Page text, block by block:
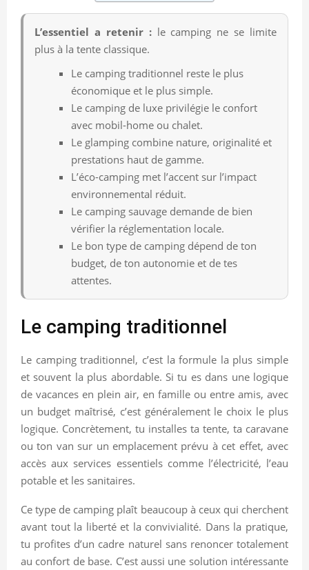
L’essentiel a retenir :le camping ne se limite
plus à la tente classique.
Le camping traditionnel reste le plus
économique et le plus simple.
Le camping de luxe privilégie le confort
avec mobil-home ou chalet.
Le glamping combine nature, originalité et
prestations haut de gamme.
L’éco-camping met l’accent sur l’impact
environnemental réduit.
Le camping sauvage demande de bien
vérifier la réglementation locale.
Le bon type de camping dépend de ton
budget, de ton autonomie et de tes
attentes.
Le camping traditionnel
Le camping traditionnel, c’est la formule la plus simple
et souvent la plus abordable. Si tu es dans une logique
de vacances en plein air, en famille ou entre amis, avec
un budget maîtrisé, c’est généralement le choix le plus
logique. Concrètement, tu installes ta tente, ta caravane
ou ton van sur un emplacement prévu à cet effet, avec
accès aux services essentiels comme l’électricité, l’eau
potable et les sanitaires.
Ce type de camping plaît beaucoup à ceux qui cherchent
avant tout la liberté et la convivialité. Dans la pratique,
tu profites d’un cadre naturel sans renoncer totalement
au confort de base. C’est aussi une solution intéressante